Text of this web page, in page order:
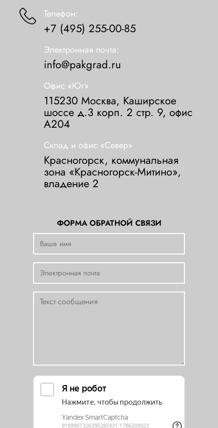
Телефон:
+7 (495) 255-00-85
Электронная почта:
info@pakgrad.ru
Офис «Юг»
115230 Москва, Каширское
шоссе д.3 корп. 2 стр. 9, офис
А204
Склад и офис «Север»
Красногорск, коммунальная
зона «Красногорск-Митино»,
владение 2
ФОРМА ОБРАТНОЙ СВЯЗИ